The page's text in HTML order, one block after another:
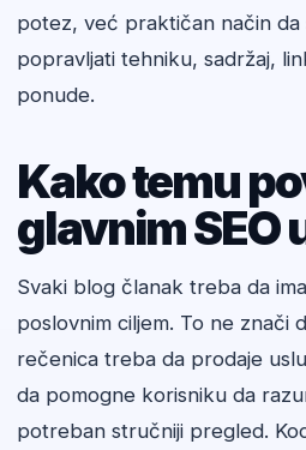
potez, već praktičan način
popravljati tehniku, sadržaj,
ponude.
Kako temu
glavnim SEO
Svaki blog članak treba da
poslovnim ciljem. To ne znači
rečenica treba da prodaje
da pomogne korisniku da
potreban stručniji pregled.